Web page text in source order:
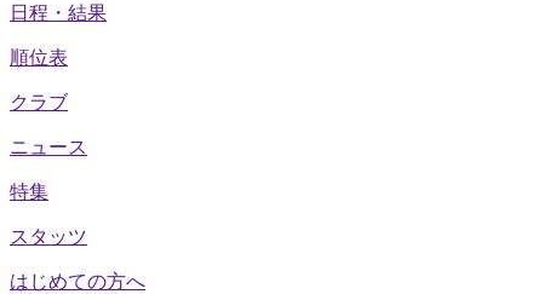
日程・結果
順位表
クラブ
ニュース
特集
スタッツ
はじめての方へ